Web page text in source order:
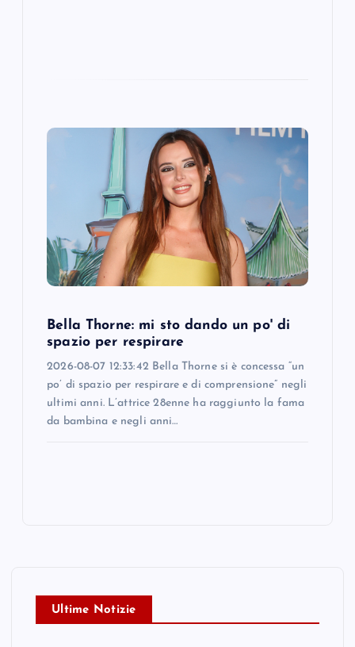
Bella Thorne: mi sto dando un po' di
spazio per respirare
2026-08-07 12:33:42 Bella Thorne si è concessa “un
po’ di spazio per respirare e di comprensione” negli
ultimi anni. L’attrice 28enne ha raggiunto la fama
da bambina e negli anni…
Ultime Notizie